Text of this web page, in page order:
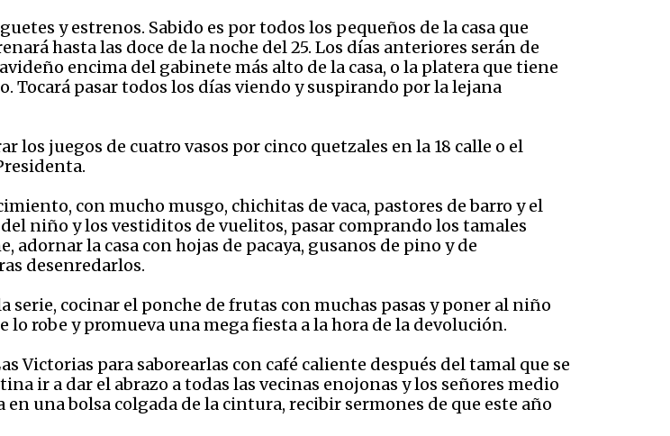
y estrenos. Sabido es por todos los pequeños de la casa que
hasta las doce de la noche del 25. Los días anteriores serán de
encima del gabinete más alto de la casa, o la platera que tiene
Tocará pasar todos los días viendo y suspirando por la lejana
los juegos de cuatro vasos por cinco quetzales en la 18 calle o el
con mucho musgo, chichitas de vaca, pastores de barro y el
niño y los vestiditos de vuelitos, pasar comprando los tamales
la casa con hojas de pacaya, gusanos de pino y de
desenredarlos.
cocinar el ponche de frutas con muchas pasas y poner al niño
lo robe y promueva una mega fiesta a la hora de la devolución.
Victorias para saborearlas con café caliente después del tamal que se
ir a dar el abrazo a todas las vecinas enojonas y los señores medio
una bolsa colgada de la cintura, recibir sermones de que este año